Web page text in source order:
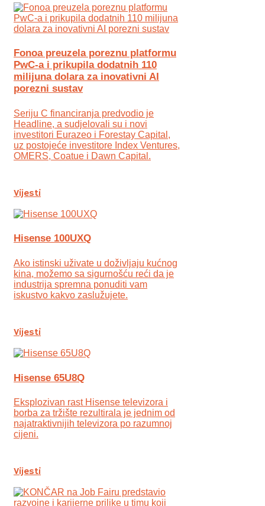
Fonoa preuzela poreznu platformu
PwC-a i prikupila dodatnih 110
milijuna dolara za inovativni AI
porezni sustav
Seriju C financiranja predvodio je
Headline, a sudjelovali su i novi
investitori Eurazeo i Forestay Capital,
uz postojeće investitore Index Ventures,
OMERS, Coatue i Dawn Capital.
Vijesti
Hisense 100UXQ
Ako istinski uživate u doživljaju kućnog
kina, možemo sa sigurnošću reći da je
industrija spremna ponuditi vam
iskustvo kakvo zaslužujete.
Vijesti
Hisense 65U8Q
Eksplozivan rast Hisense televizora i
borba za tržište rezultirala je jednim od
najatraktivnijih televizora po razumnoj
cijeni.
Vijesti